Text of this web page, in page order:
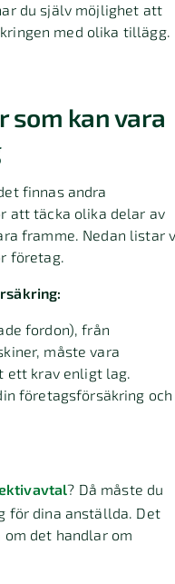
du själv möjlighet att
med olika tillägg.
som kan vara
finnas andra
att täcka olika delar av
framme. Nedan listar
företag.
fordon), från
måste vara
ett krav enligt lag.
företagsförsäkring och
? Då måste du
för dina anställda. Det
det handlar om